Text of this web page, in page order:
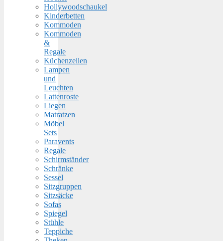
Hollywoodschaukel
Kinderbetten
Kommoden
Kommoden
&
Regale
Küchenzeilen
Lampen
und
Leuchten
Lattenroste
Liegen
Matratzen
Möbel
Sets
Paravents
Regale
Schirmständer
Schränke
Sessel
Sitzgruppen
Sitzsäcke
Sofas
Spiegel
Stühle
Teppiche